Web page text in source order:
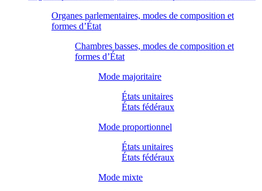
Organes parlementaires, modes de composition et
formes d’État
Chambres basses, modes de composition et
formes d’État
Mode majoritaire
États unitaires
États fédéraux
Mode proportionnel
États unitaires
États fédéraux
Mode mixte